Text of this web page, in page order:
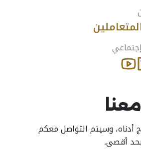
أدناه، وسيتم التواصل معكم